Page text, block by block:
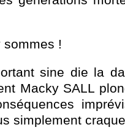
sommes !
sine die la
Macky SALL
simplement